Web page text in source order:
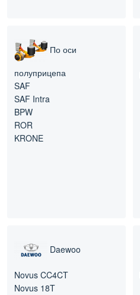
По оси
полуприцепа
SAF
SAF Intra
BPW
ROR
KRONE
Daewoo
Novus CC4CT
Novus 18T